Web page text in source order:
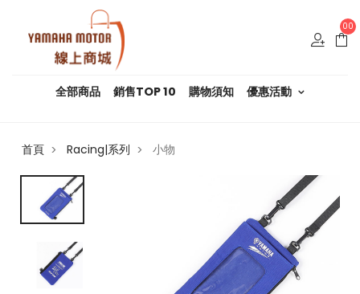
00
全部商品 銷售TOP 10 購物須知 優惠活動
首頁 > Racing|系列 > 小物